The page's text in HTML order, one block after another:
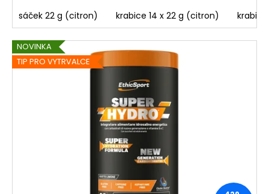
sáček 22 g (citron) krabice 14 x 22 g (citron)
NOVINKA
TIP PRO VYTRVALCE